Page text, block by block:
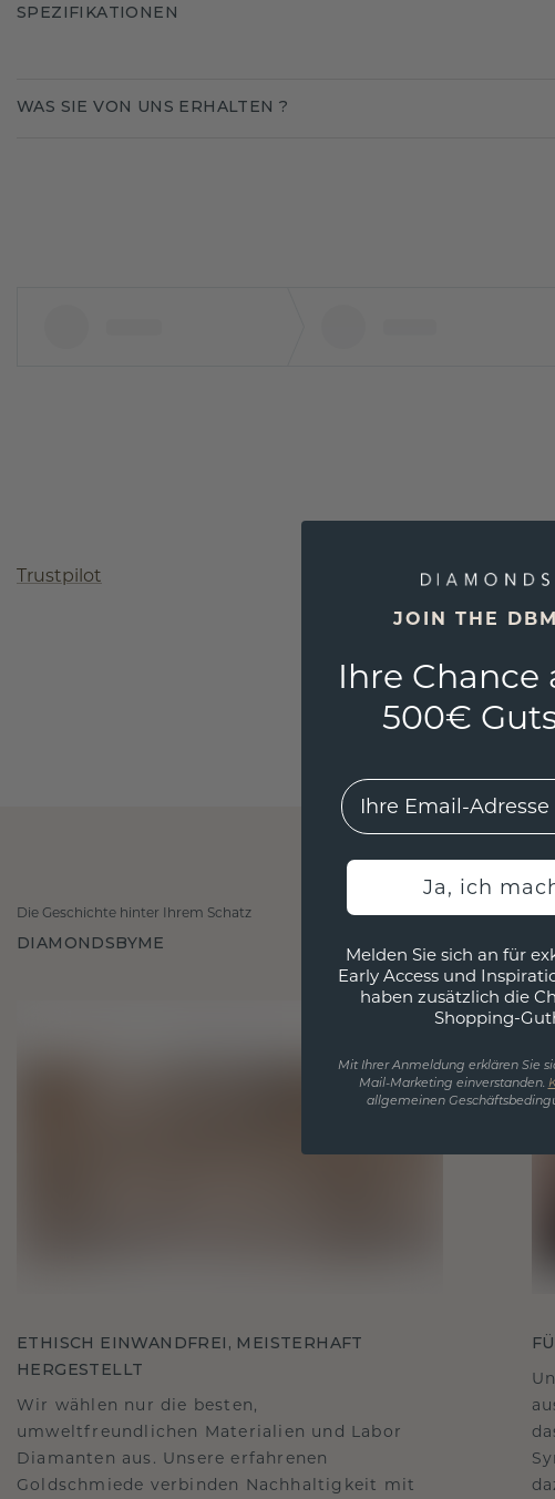
SPEZIFIKATIONEN
WAS SIE VON UNS ERHALTEN ?
Trustpilot
Die Geschichte hinter Ihrem Schatz
DIAMONDSBYME
ETHISCH EINWANDFREI, MEISTERHAFT
HERGESTELLT
Wir wählen nur die besten,
umweltfreundlichen Materialien und Labor
Diamanten aus. Unsere erfahrenen
Goldschmiede verbinden Nachhaltigkeit mit
JOIN THE
Ihre Chance
500€
EMail
Ja, ich
Melden Sie sich an für
Early Access und
haben zusätzlich die
Shopping-
Mit Ihrer Anmeldung erklären Sie
Mail-Marketing einverstanden.
allgemeinen